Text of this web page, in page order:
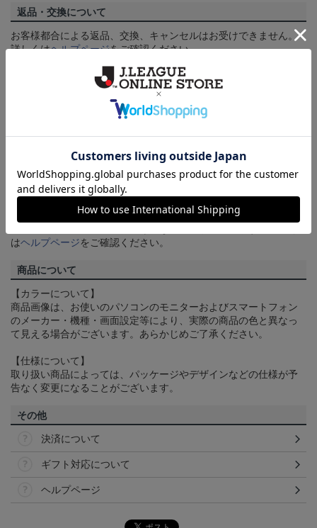
返品・交換について
お客様都合による返品、交換、キャンセルはお受けできません。
詳しくはヘルプページをご確認ください。
ご注文の確定について
買い物かごに入れるだけでは在庫は確保されませんので、お早め
にご購入手続きをお済ませください。
3,980円（税込）以上のご注文は全国一律送料無料です。詳しくは
ヘルプページをご確認ください。
配送方法について
はヘルプページをご確認ください。
商品について
【カラーについて】
商品画像は、お使いのパソコンのモニターおよびスマートフォン
のメーカー・機種・画面設定等により、実際の商品の色と異なっ
て見える場合がございます。あらかじめご了承ください。
【仕様について】
取り扱い商品によっては、パッケージやデザインなどの仕様が予
告なく変更になることがございます。
その他
決済について
ギフト対応について
ヘルプページ